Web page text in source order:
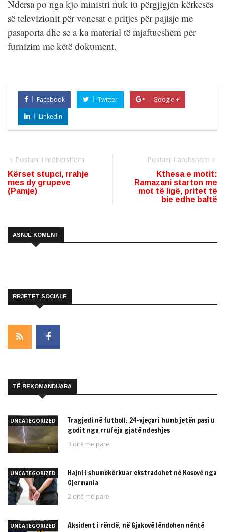
Ndërsa po nga kjo ministri nuk iu përgjigjën kërkesës
së televizionit për vonesat e pritjes për pajisje me
pasaporta dhe se a ka material të mjaftueshëm për
furnizim me këtë dokument.
Facebook Twitter
Google +
LinkedIn
Postimi i mëhershëm
Kërset stupci, rrahje
mes dy grupeve
(Pamje)
Postimi i ardhshëm
Kthesa e motit:
Ramazani starton me
mot të ligë, pritet të
bie edhe baltë
ASNJË KOMENT
RRJETET SOCIALE
TË REKOMANDUARA
UNCATEGORIZED
Tragjedi në futboll: 24-vjeçari humb jetën pasi u
godit nga rrufeja gjatë ndeshjes
3 ditë më parë
UNCATEGORIZED
Hajni i shumëkërkuar ekstradohet në Kosovë nga
Gjermania
2 ditë më parë
UNCATEGORIZED
Aksident i rëndë, në Gjakovë lëndohen nëntë